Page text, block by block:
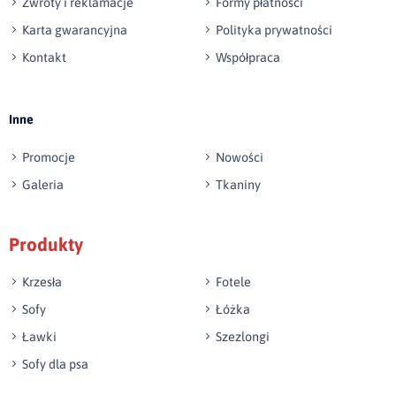
Wyślij opinię
Karta gwarancyjna
Polityka prywatności
Kontakt
Współpraca
Inne
Promocje
Nowości
Galeria
Tkaniny
Produkty
Krzesła
Fotele
Sofy
Łóżka
Ławki
Szezlongi
Sofy dla psa